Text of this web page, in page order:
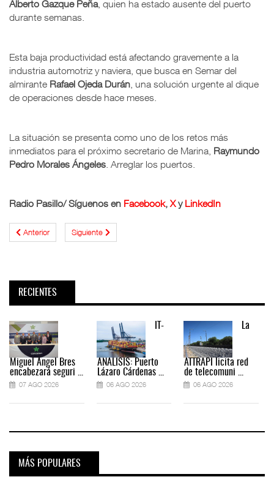
Alberto Gazque Peña, quien ha estado ausente del puerto
durante semanas.
Esta baja productividad está afectando gravemente a la
industria automotriz y naviera, que busca en Semar del
almirante Rafael Ojeda Durán , una solución urgente al dique
de operaciones desde hace meses.
La situación se presenta como uno de los retos más
inmediatos para el próximo secretario de Marina, Raymundo
Pedro Morales Ángeles . Arreglar los puertos.
Radio Pasillo/ Síguenos en Facebook, Xy LinkedIn
Anterior Siguiente
RECIENTES
Miguel Ángel Bres
encabezará seguri ...
07 AGO 2026
IT-
ANÁLISIS: Puerto
Lázaro Cárdenas ...
06 AGO 2026
La
ATTRAPI licita red
de telecomuni ...
06 AGO 2026
MÁS POPULARES